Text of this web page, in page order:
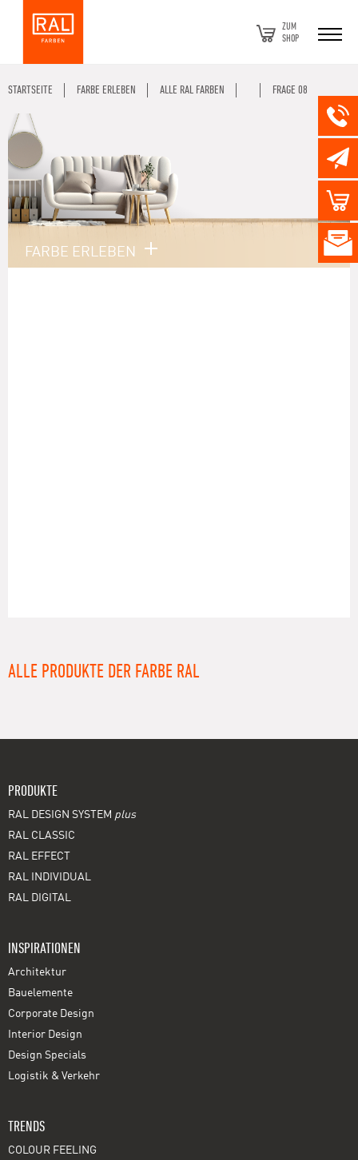
ZUM
SHOP
STARTSEITE FARBE ERLEBEN ALLE RAL FARBEN FRAGE 08
FARBE ERLEBEN
ALLE PRODUKTE DER FARBE RAL
PRODUKTE
RAL DESIGN SYSTEM plus
RAL CLASSIC
RAL EFFECT
RAL INDIVIDUAL
RAL DIGITAL
INSPIRATIONEN
Architektur
Bauelemente
Corporate Design
Interior Design
Design Specials
Logistik & Verkehr
TRENDS
COLOUR FEELING